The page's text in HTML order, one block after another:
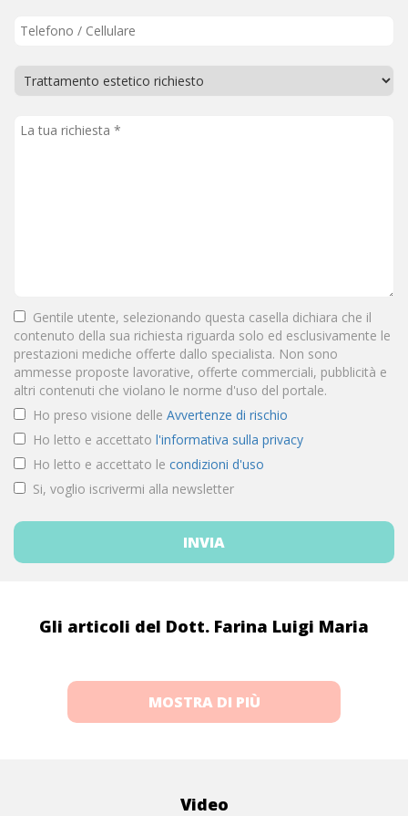
Gentile utente, selezionando questa casella dichiara che il
contenuto della sua richiesta riguarda solo ed esclusivamente le
prestazioni mediche offerte dallo specialista. Non sono
ammesse proposte lavorative, offerte commerciali, pubblicità e
altri contenuti che violano le norme d'uso del portale.
Ho preso visione delle Avvertenze di rischio
Ho letto e accettato l'informativa sulla privacy
Ho letto e accettato le condizioni d'uso
Si, voglio iscrivermi alla newsletter
Gli articoli del Dott. Farina Luigi Maria
MOSTRA DI PIÙ
Video